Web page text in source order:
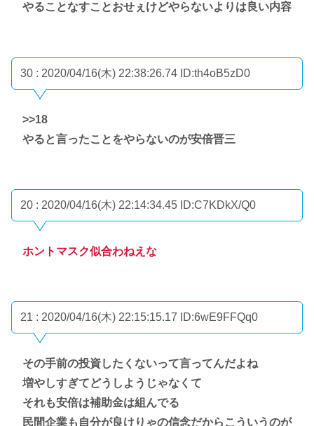
やることなすことおせぇけどやらないよりは良い内容
30 : 2020/04/16(木) 22:38:26.74 ID:th4oB5zD0
>>18
やると言ったことをやらないのが安倍晋三
20 : 2020/04/16(木) 22:14:34.45 ID:C7KDkX/Q0
ホントマスク似合わねえな
21 : 2020/04/16(木) 22:15:15.17 ID:6wE9FFQq0
その手前の投資したくないって言ってんだよね
増やしすぎてどうしようじゃなくて
それも安倍は補助金は組んでる
民間企業も自分が良けりゃの信念だからこういうのが